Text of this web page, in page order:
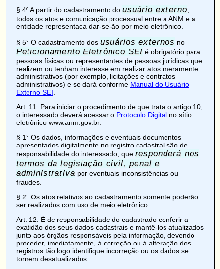
§ 4º A partir do cadastramento do usuário externo,
todos os atos e comunicação processual entre a ANM e a
entidade representada dar-se-ão por meio eletrônico.
§ 5° O cadastramento dos usuários externos no
Peticionamento Eletrônico SEI é obrigatório para
pessoas físicas ou representantes de pessoas jurídicas que
realizem ou tenham interesse em realizar atos meramente
administrativos (por exemplo, licitações e contratos
administrativos) e se dará conforme Manual do Usuário
Externo SEI.
Art. 11. Para iniciar o procedimento de que trata o artigo 10,
o interessado deverá acessar o Protocolo Digitalno sítio
eletrônico www.anm.gov.br.
§ 1° Os dados, informações e eventuais documentos
apresentados digitalmente no registro cadastral são de
responsabilidade do interessado, que responderá nos
termos da legislação civil, penal e
administrativa por eventuais inconsistências ou
fraudes.
§ 2° Os atos relativos ao cadastramento somente poderão
ser realizados com uso de meio eletrônico.
Art. 12. É de responsabilidade do cadastrado conferir a
exatidão dos seus dados cadastrais e mantê-los atualizados
junto aos órgãos responsáveis pela informação, devendo
proceder, imediatamente, à correção ou à alteração dos
registros tão logo identifique incorreção ou os dados se
tornem desatualizados.